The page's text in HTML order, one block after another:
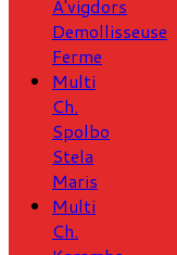
A'vigdors
Demollisseuse
Ferme
Multi
Ch.
Spolbo
Stela
Maris
Multi
Ch.